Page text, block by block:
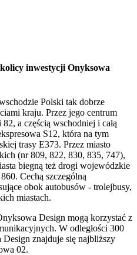
inwestycji Onyksowa
Polski tak dobrze
kraju. Przez jego centrum
a częścią wschodniej i całą
S12, która na tym
trasy E373. Przez miasto
(nr 809, 822, 830, 835, 747),
biegną też drogi wojewódzkie
Cechą szczególną
obok autobusów - trolejbusy,
miastach.
Design mogą korzystać z
W odległości 300
znajduje się najbliższy
02.